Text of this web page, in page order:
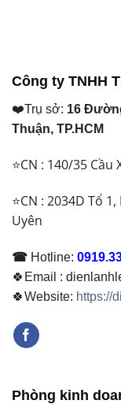
Công ty TNHH
❤️Trụ sở: 16
Thuận, TP.HCM
⭐CN : 140/35 Cầu
⭐CN : 2034D Tổ
Uyên
☎ Hotline:
🍀Email :
🍀Website: https://
Phòng kinh